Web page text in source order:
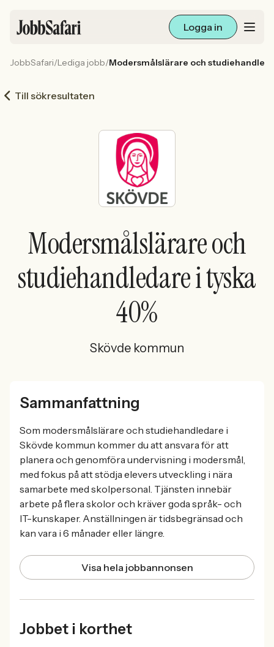
Logga in
Arbetsliv och karriär
För arbetsgivare
Sök med AI
Ny här? Skapa konto
JobbSafari/Lediga jobb/Modersmålslärare och
Till sökresultaten
Modersmålslärare och
studiehandledare i tyska
40%
Skövde kommun
Sammanfattning
Som modersmålslärare och studiehandledare i
Skövde kommun kommer du att ansvara för att
planera och genomföra undervisning i modersmål,
med fokus på att stödja elevers utveckling i nära
samarbete med skolpersonal. Tjänsten innebär
arbete på flera skolor och kräver goda språk- och
IT-kunskaper. Anställningen är tidsbegränsad och
kan vara i 6 månader eller längre.
Visa hela jobbannonsen
Jobbet i korthet